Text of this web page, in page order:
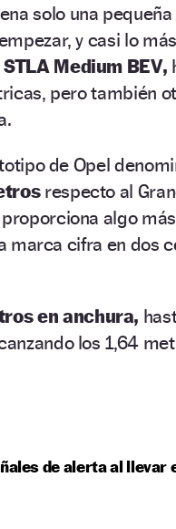
solo una
y casi lo
STLA Medium BEV,
pero también
de Opel
respecto al
algo
marca cifra en dos
en anchura,
los 1,64
de alerta al llevar